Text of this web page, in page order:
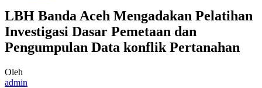
LBH Banda Aceh Mengadakan Pelatihan
Investigasi Dasar Pemetaan dan
Pengumpulan Data konflik Pertanahan
Oleh
admin